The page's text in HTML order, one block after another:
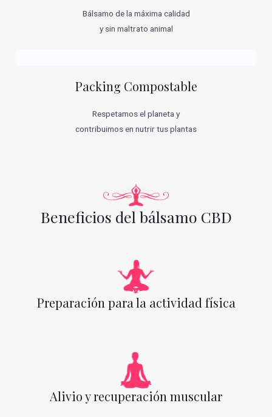
Bálsamo de la máxima calidad
y sin maltrato animal
Packing Compostable
Respetamos el planeta y
contribuimos en nutrir tus plantas
Beneficios del bálsamo CBD
Preparación para la actividad física
Alivio y recuperación muscular